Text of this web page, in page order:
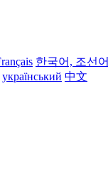
한국어, 조선어
український 中文